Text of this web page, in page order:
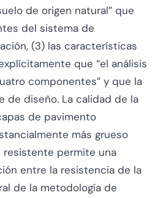
de origen natural” que
del sistema de
(3) las características
que “el análisis
componentes” y que la
de diseño. La calidad de la
de pavimento
más grueso
resistente permite una
entre la resistencia de la
de la metodología de